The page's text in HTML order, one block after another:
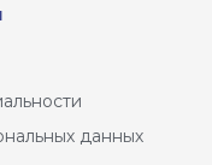
данных